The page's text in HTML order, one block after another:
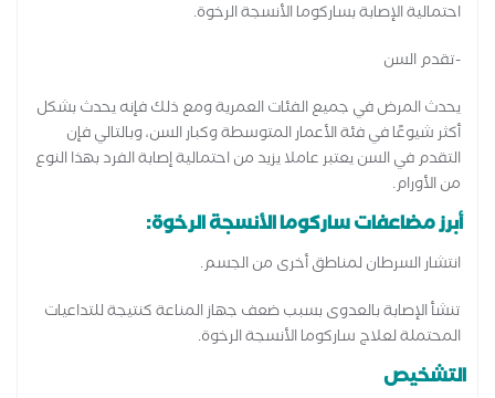
احتمالية الإصابة بساركوما الأنسجة الرخوة.
-تقدم السن
يحدث المرض في جميع الفئات العمرية ومع ذلك فإنه يحدث بشكل
أكثر شيوعًا في فئة الأعمار المتوسطة وكبار السن، وبالتالي فإن
التقدم في السن يعتبر عاملا يزيد من احتمالية إصابة الفرد بهذا النوع
من الأورام.
أبرز مضاعفات ساركوما الأنسجة الرخوة:
انتشار السرطان لمناطق أخرى من الجسم.
تنشأ الإصابة بالعدوى بسبب ضعف جهاز المناعة كنتيجة للتداعيات
المحتملة لعلاج ساركوما الأنسجة الرخوة.
التشخيص